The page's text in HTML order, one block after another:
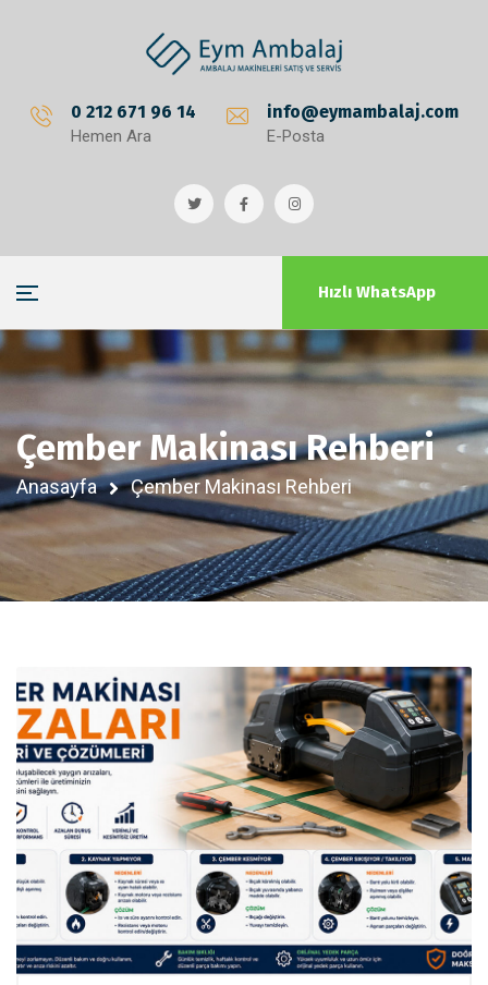
0 212 671 96 14
Hemen Ara
info@eymambalaj.com
E-Posta
Hızlı WhatsApp
Çember Makinası Rehberi
Anasayfa Çember Makinası Rehberi